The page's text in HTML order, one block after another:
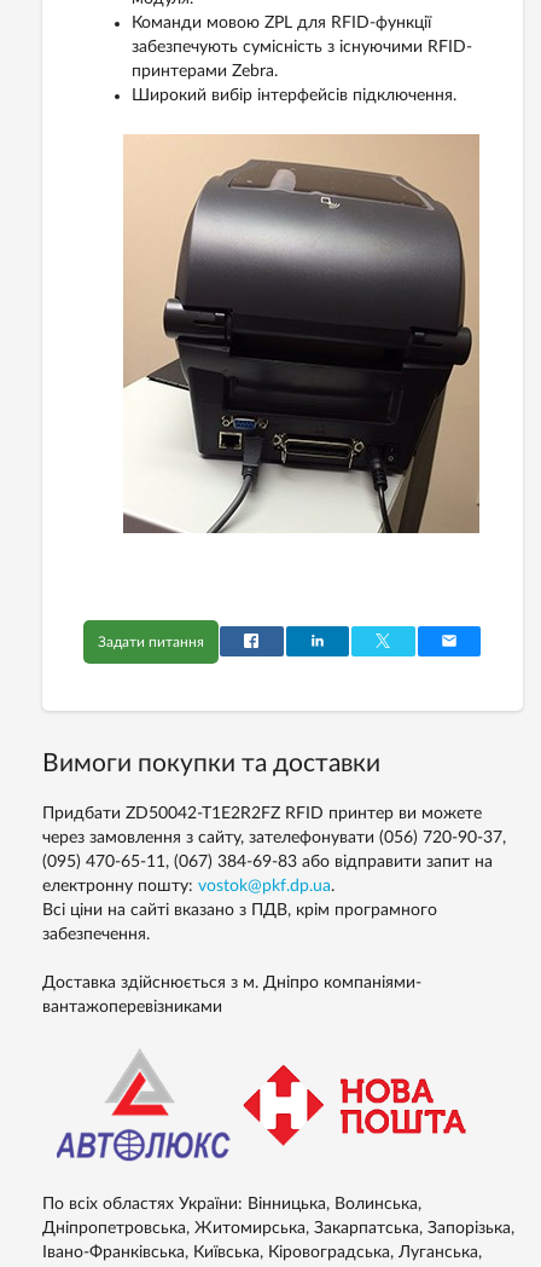
Команди мовою ZPL для RFID-функції
забезпечують сумісність з існуючими RFID-
принтерами Zebra.
Широкий вибір інтерфейсів підключення.
Задати питання
Вимоги покупки та доставки
Придбати ZD50042-T1E2R2FZ RFID принтер ви можете
через замовлення з сайту, зателефонувати (056) 720-90-37,
(095) 470-65-11, (067) 384-69-83 або відправити запит на
електронну пошту: vostok@pkf.dp.ua.
Всі ціни на сайті вказано з ПДВ, крім програмного
забезпечення.
Доставка здійснюється з м. Дніпро компаніями-
вантажоперевізниками
По всіх областях України: Вінницька, Волинська,
Дніпропетровська, Житомирська, Закарпатська, Запорізька,
Івано-Франківська, Київська, Кіровоградська, Луганська,